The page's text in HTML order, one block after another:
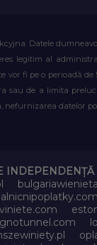
Datele
legitim al
fi pe o
sau de a limita
datelor